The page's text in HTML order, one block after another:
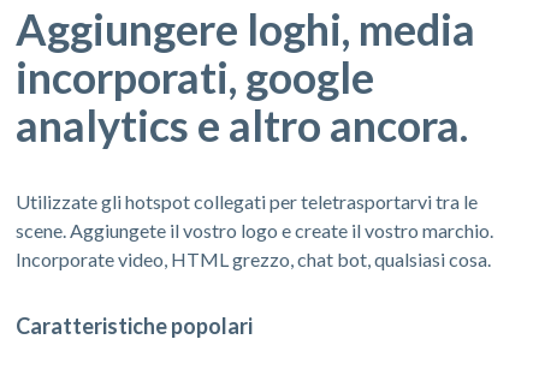
Aggiungere loghi, media
incorporati, google
analytics e altro ancora.
Utilizzate gli hotspot collegati per teletrasportarvi tra le
scene. Aggiungete il vostro logo e create il vostro marchio.
Incorporate video, HTML grezzo, chat bot, qualsiasi cosa.
Caratteristiche popolari